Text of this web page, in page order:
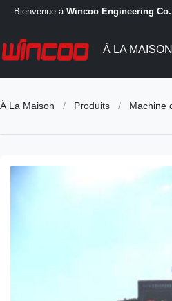
Bienvenue à Wincoo Engineering
À LA MAISON
À La Maison / Produits / Machine